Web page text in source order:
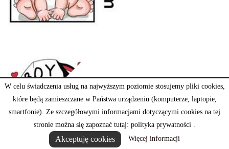
W celu świadczenia usług na najwyższym poziomie stosujemy pliki cookies,
które będą zamieszczane w Państwa urządzeniu (komputerze, laptopie,
smartfonie). Ze szczegółowymi informacjami dotyczącymi cookies na tej
stronie można się zapoznać tutaj: polityka prywatności .
Akceptuję cookies Więcej informacji